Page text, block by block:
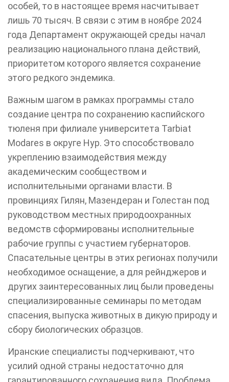
особей, то в настоящее время насчитывает
лишь 70 тысяч. В связи с этим в ноябре 2024
года Департамент окружающей среды начал
реализацию национального плана действий,
приоритетом которого является сохранение
этого редкого эндемика.
Важным шагом в рамках программы стало
создание центра по сохранению каспийского
тюленя при филиале университета Tarbiat
Modares в округе Нур. Это способствовало
укреплению взаимодействия между
академическим сообществом и
исполнительными органами власти. В
провинциях Гилян, Мазендеран и Голестан под
руководством местных природоохранных
ведомств сформированы исполнительные
рабочие группы с участием губернаторов.
Спасательные центры в этих регионах получили
необходимое оснащение, а для рейнджеров и
других заинтересованных лиц были проведены
специализированные семинары по методам
спасения, выпуска животных в дикую природу и
сбору биологических образцов.
Иранские специалисты подчеркивают, что
усилий одной страны недостаточно для